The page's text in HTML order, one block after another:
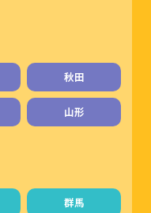
秋田
山形
群馬